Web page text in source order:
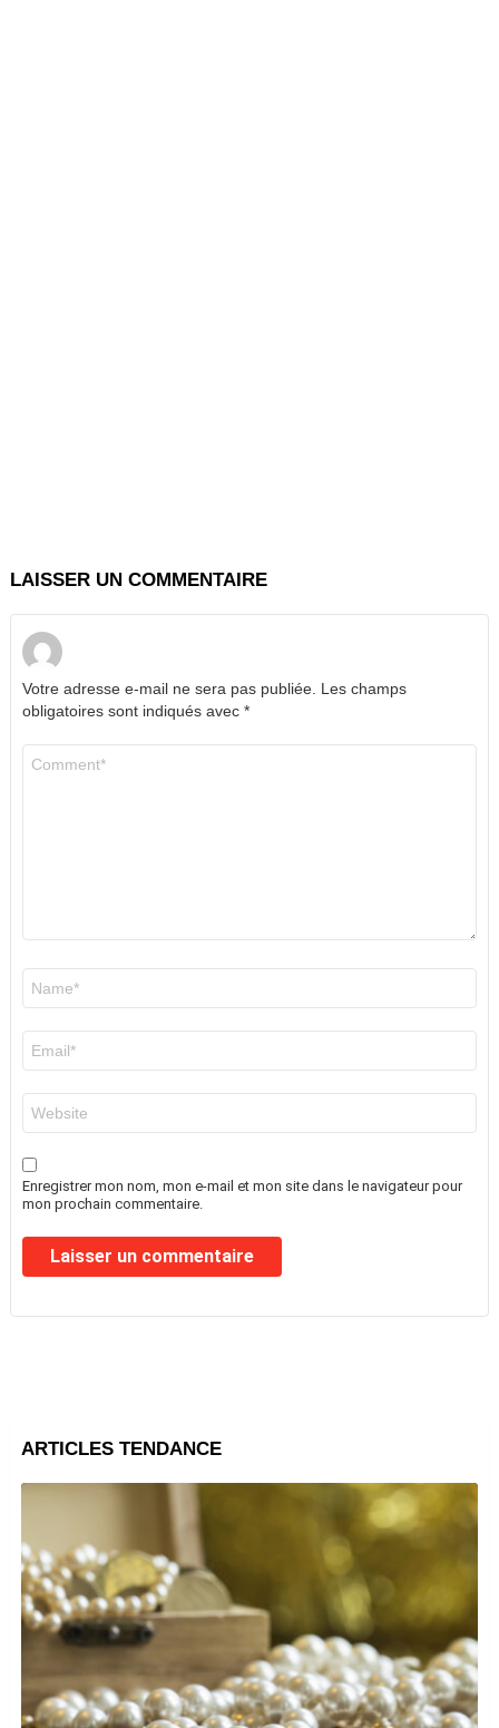
LAISSER UN COMMENTAIRE
Votre adresse e-mail ne sera pas publiée. Les champs
obligatoires sont indiqués avec *
mail
*
web
Enregistrer mon nom, mon e-mail et mon site dans le navigateur pour
mon prochain commentaire.
ARTICLES TENDANCE